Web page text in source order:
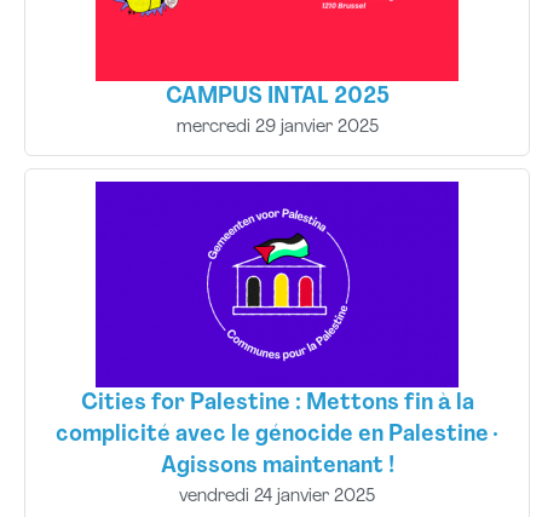
CAMPUS INTAL 2025
mercredi 29 janvier 2025
Cities for Palestine : Mettons fin à la
complicité avec le génocide en Palestine ·
Agissons maintenant !
vendredi 24 janvier 2025